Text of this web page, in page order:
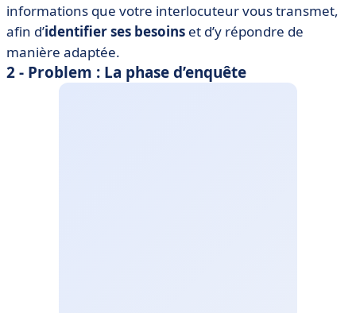
informations que votre interlocuteur vous transmet,
afin d’identifier ses besoins et d’y répondre de
manière adaptée.
2 - Problem : La phase d’enquête